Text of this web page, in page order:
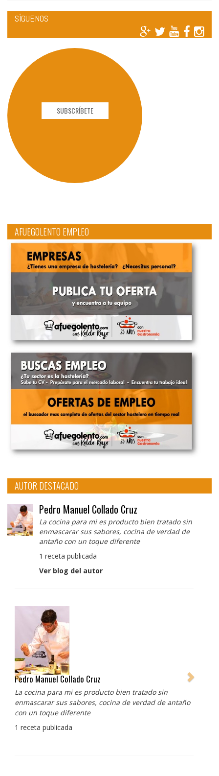
SÍGUENOS
SUBSCRÍBETE
AFUEGOLENTO EMPLEO
AUTOR DESTACADO
Pedro Manuel Collado Cruz
La cocina para mi es producto bien tratado sin
enmascarar sus sabores, cocina de verdad de
antaño con un toque diferente
1 receta publicada
Ver blog del autor
Pedro Manuel Collado Cruz
La cocina para mi es producto bien tratado sin
enmascarar sus sabores, cocina de verdad de antaño
con un toque diferente
1 receta publicada